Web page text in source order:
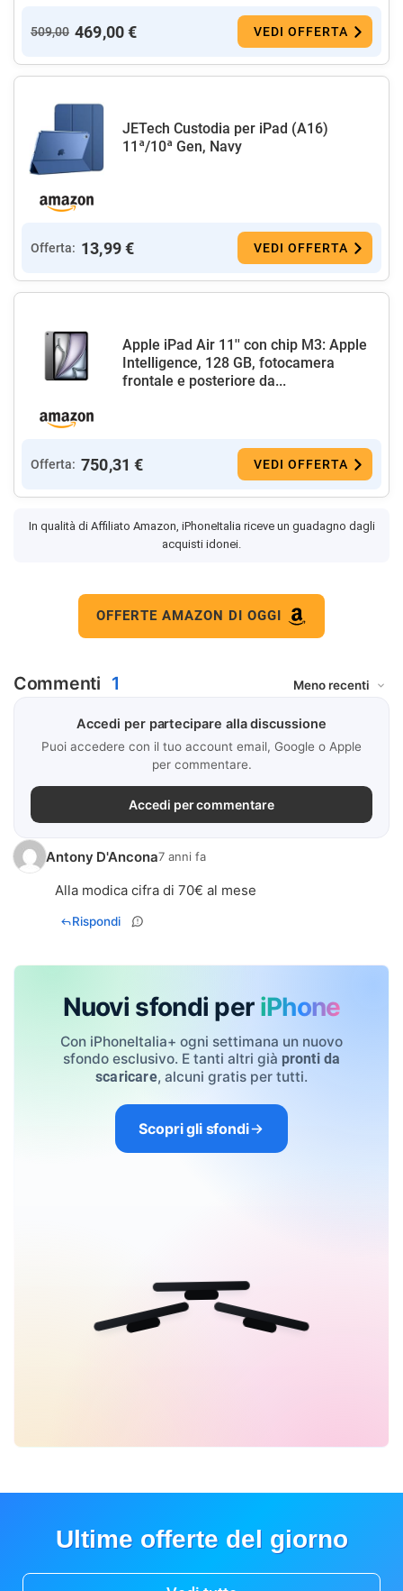
509,00 469,00 € VEDI OFFERTA
JETech Custodia per iPad (A16)
11ª/10ª Gen, Navy
Offerta: 13,99 € VEDI OFFERTA
Apple iPad Air 11'' con chip M3: Apple
Intelligence, 128 GB, fotocamera
frontale e posteriore da...
Offerta: 750,31 € VEDI OFFERTA
In qualità di Affiliato Amazon, iPhoneItalia riceve un guadagno dagli
acquisti idonei.
OFFERTE AMAZON DI OGGI
Commenti 1
Accedi per partecipare alla discussione
Puoi accedere con il tuo account email, Google o Apple
per commentare.
Accedi per commentare
Antony D'Ancona7 anni fa
Alla modica cifra di 70€ al mese
Rispondi
Nuovi sfondi per iPhone
Con iPhoneItalia+ ogni settimana un nuovo
sfondo esclusivo. E tanti altri già pronti da
scaricare, alcuni gratis per tutti.
Scopri gli sfondi
Ultime offerte del giorno